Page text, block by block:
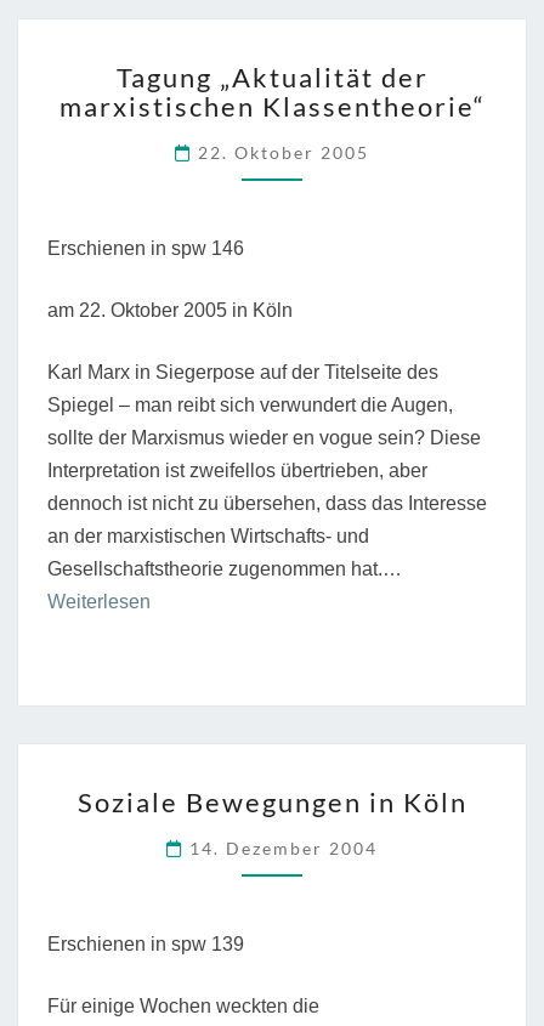
„AKTUALITÄT
DER
KLASSENTHEORIE“
Tagung „Aktualität der
marxistischen Klassentheorie“
22. Oktober 2005
Erschienen in spw 146
am 22. Oktober 2005 in Köln
Karl Marx in Siegerpose auf der Titelseite des
Spiegel – man reibt sich verwundert die Augen,
sollte der Marxismus wieder en vogue sein? Diese
Interpretation ist zweifellos übertrieben, aber
dennoch ist nicht zu übersehen, dass das Interesse
an der marxistischen Wirtschafts- und
Gesellschaftstheorie zugenommen hat.…
Weiterlesen
BEWEGUNGEN
KÖLN
Soziale Bewegungen in Köln
14. Dezember 2004
Erschienen in spw 139
Für einige Wochen weckten die